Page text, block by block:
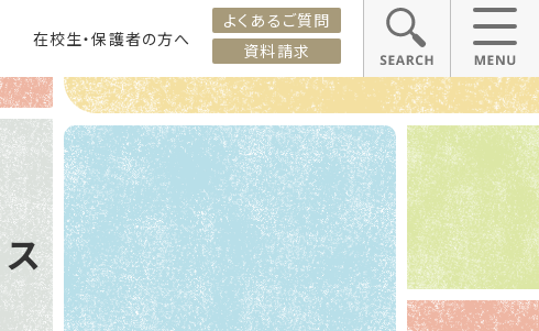
在校生・保護者の方へ
よくあるご質問
資料請求